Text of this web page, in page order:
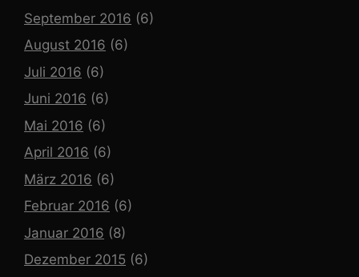
September 2016 (6)
August 2016 (6)
Juli 2016 (6)
Juni 2016 (6)
Mai 2016 (6)
April 2016 (6)
März 2016 (6)
Februar 2016 (6)
Januar 2016 (8)
Dezember 2015 (6)